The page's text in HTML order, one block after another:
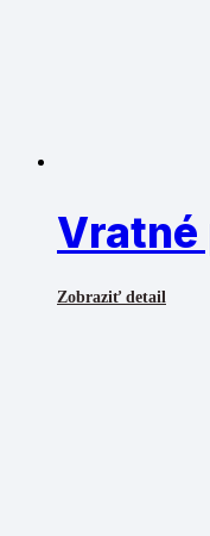
Vratné
Zobraziť detail